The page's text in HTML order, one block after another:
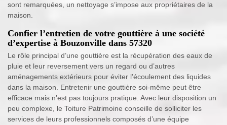
sont remarquées, un nettoyage s’impose aux propriétaires de la
maison.
Confier l’entretien de votre gouttière à une société
d’expertise à Bouzonville dans 57320
Le rôle principal d’une gouttière est la récupération des eaux de
pluie et leur reversement vers un regard ou d’autres
aménagements extérieurs pour éviter l’écoulement des liquides
dans la maison. Entretenir une gouttière soi-même peut être
efficace mais n’est pas toujours pratique. Avec leur disposition un
peu complexe, le Toiture Patrimoine conseille de solliciter les
services de leurs professionnels composés d’une équipe